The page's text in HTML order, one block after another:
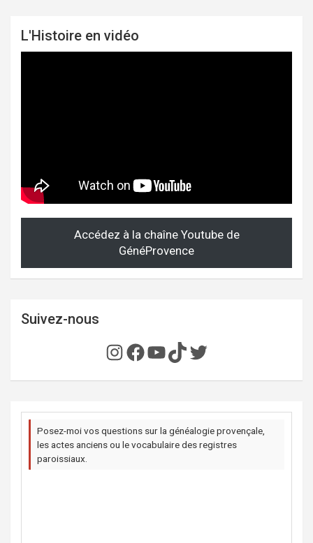
L'Histoire en vidéo
Accédez à la chaîne Youtube de
GénéProvence
Suivez-nous
Instagram
Facebook
YouTube
TikTok
Twitter
Posez-moi vos questions sur la généalogie provençale,
les actes anciens ou le vocabulaire des registres
paroissiaux.